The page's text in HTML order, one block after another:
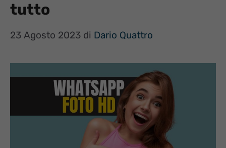
tutto
23 Agosto 2023 di Dario Quattro